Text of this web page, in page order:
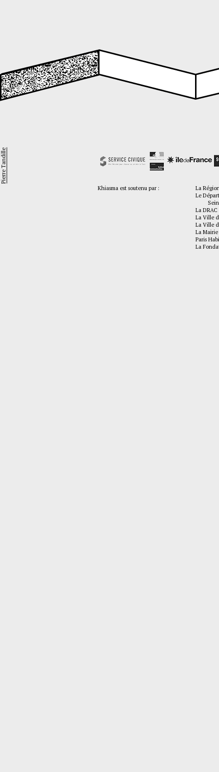
Khiasma est soutenu par :
La
Le
La
La Ville
La Ville
La
Paris
La
Pierre Tandille